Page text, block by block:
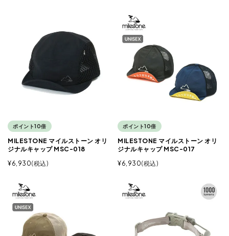
ポイント10倍
MILESTONE マイルストーン オリ
ジナルキャップ MSC-018
¥6,930 税込
ポイント10倍
MILESTONE マイルストーン オリ
ジナルキャップ MSC-017
¥6,930 税込